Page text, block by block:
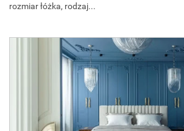
rozmiar łóżka, rodzaj...